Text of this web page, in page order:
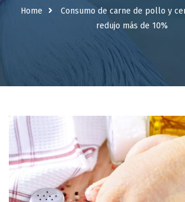
Home
Consumo de carne de pollo y
redujo más de 10%